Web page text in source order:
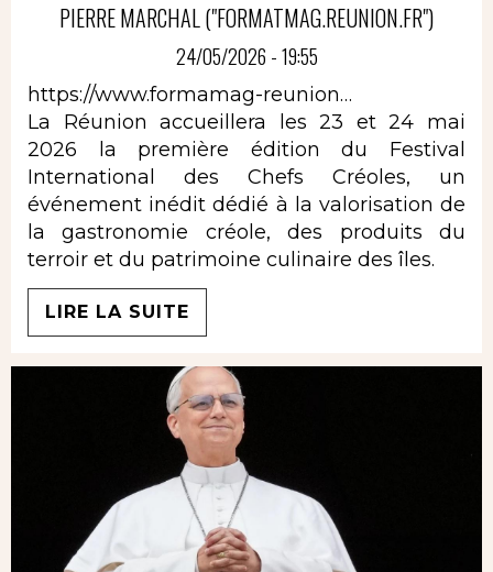
PIERRE MARCHAL ("FORMATMAG.REUNION.FR")
24/05/2026 - 19:55
https://www.formamag-reunion…
La Réunion accueillera les 23 et 24 mai
2026 la première édition du Festival
International des Chefs Créoles, un
événement inédit dédié à la valorisation de
la gastronomie créole, des produits du
terroir et du patrimoine culinaire des îles.
LIRE LA SUITE